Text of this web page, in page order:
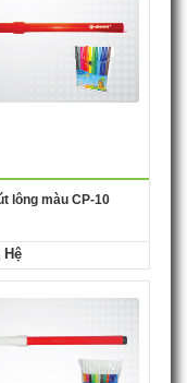
lông màu CP-10
Hệ